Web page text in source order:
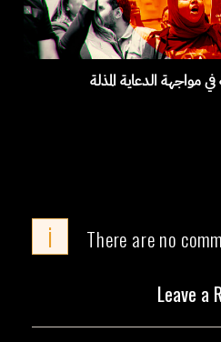
في مواجهة الدعاية المذلة
i There are no
Leave a